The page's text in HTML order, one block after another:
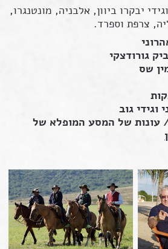
יבקרו ביוון, אלבניה, מונטנגרו,
צרפת וספרד.
גורודצקי
שס
וגידי גוב
עונות של המסע המופלא של